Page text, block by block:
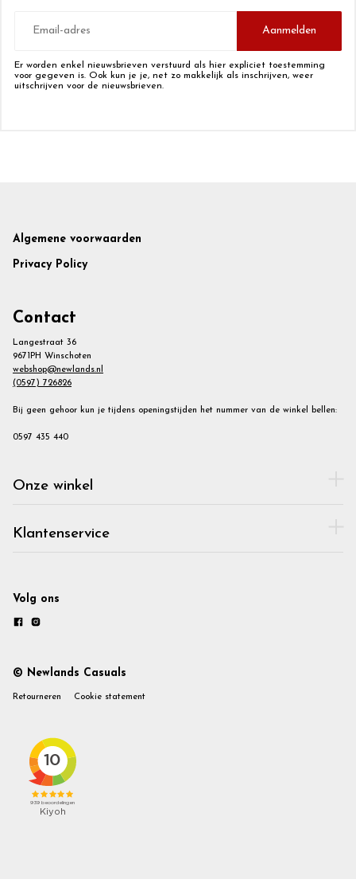
mailadres
Aanmelden
Er worden enkel nieuwsbrieven verstuurd als hier expliciet toestemming
voor gegeven is. Ook kun je je, net zo makkelijk als inschrijven, weer
uitschrijven voor de nieuwsbrieven.
Footer
Algemene voorwaarden
Privacy Policy
Contact
Langestraat 36
9671PH Winschoten
webshop@newlands.nl
(0597) 726826
Bij geen gehoor kun je tijdens openingstijden het nummer van de winkel bellen:
0597 435 440
Onze winkel
Klantenservice
Volg ons
© Newlands Casuals
Retourneren Cookie statement